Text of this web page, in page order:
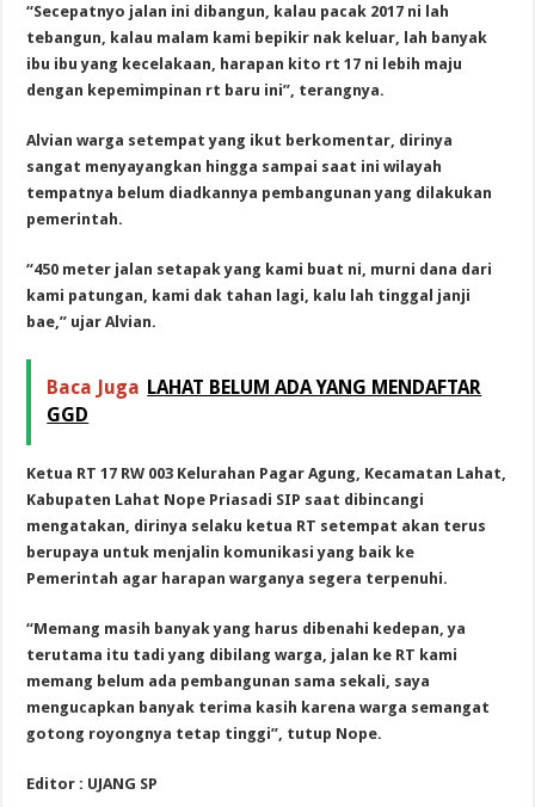
“Secepatnyo jalan ini dibangun, kalau pacak 2017 ni lah
tebangun, kalau malam kami bepikir nak keluar, lah banyak
ibu ibu yang kecelakaan, harapan kito rt 17 ni lebih maju
dengan kepemimpinan rt baru ini”, terangnya.
Alvian warga setempat yang ikut berkomentar, dirinya
sangat menyayangkan hingga sampai saat ini wilayah
tempatnya belum diadkannya pembangunan yang dilakukan
pemerintah.
“450 meter jalan setapak yang kami buat ni, murni dana dari
kami patungan, kami dak tahan lagi, kalu lah tinggal janji
bae,” ujar Alvian.
Baca Juga LAHAT BELUM ADA YANG MENDAFTAR
GGD
Ketua RT 17 RW 003 Kelurahan Pagar Agung, Kecamatan Lahat,
Kabupaten Lahat Nope Priasadi SIP saat dibincangi
mengatakan, dirinya selaku ketua RT setempat akan terus
berupaya untuk menjalin komunikasi yang baik ke
Pemerintah agar harapan warganya segera terpenuhi.
“Memang masih banyak yang harus dibenahi kedepan, ya
terutama itu tadi yang dibilang warga, jalan ke RT kami
memang belum ada pembangunan sama sekali, saya
mengucapkan banyak terima kasih karena warga semangat
gotong royongnya tetap tinggi”, tutup Nope.
Editor : UJANG SP